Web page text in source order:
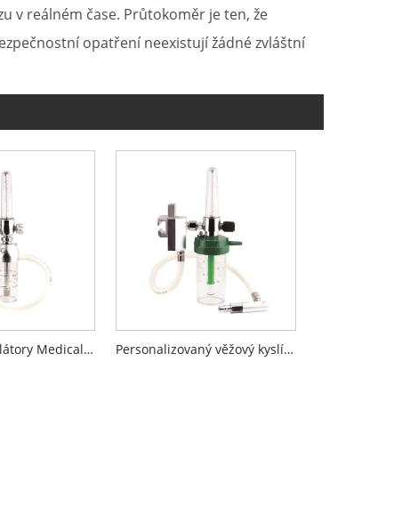
v reálném čase. Průtokoměr je ten, že
opatření neexistují žádné zvláštní
Kyslíkové inhalátory Medical Tower Personalizovaný věžový kyslíkový inhalátor